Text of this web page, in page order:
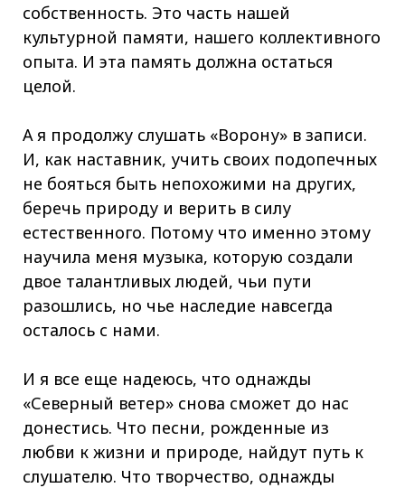
собственность. Это часть нашей
культурной памяти, нашего коллективного
опыта. И эта память должна остаться
целой.
А я продолжу слушать «Ворону» в записи.
И, как наставник, учить своих подопечных
не бояться быть непохожими на других,
беречь природу и верить в силу
естественного. Потому что именно этому
научила меня музыка, которую создали
двое талантливых людей, чьи пути
разошлись, но чье наследие навсегда
осталось с нами.
И я все еще надеюсь, что однажды
«Северный ветер» снова сможет до нас
донестись. Что песни, рожденные из
любви к жизни и природе, найдут путь к
слушателю. Что творчество, однажды